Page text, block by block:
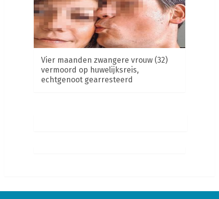
Vier maanden zwangere vrouw (32)
vermoord op huwelijksreis,
echtgenoot gearresteerd